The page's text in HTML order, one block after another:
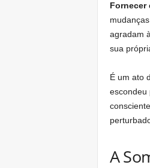
Fornecer
agradam
sua
É um ato
escondeu
A